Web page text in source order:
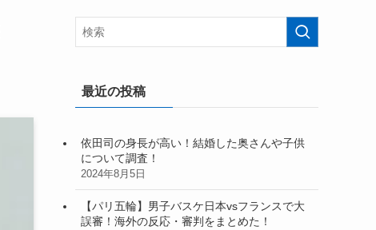
最近の投稿
依田司の身長が高い！結婚した奥さんや子供
について調査！
2024年8月5日
【パリ五輪】男子バスケ日本vsフランスで大
誤審！海外の反応・審判をまとめた！